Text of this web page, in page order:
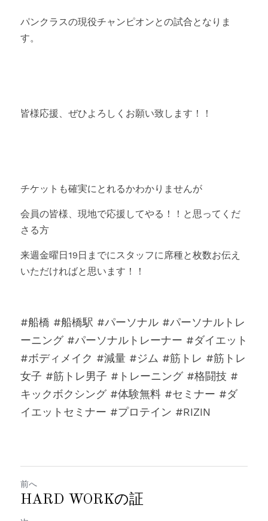
パンクラスの現役チャンピオンとの試合となりま
す。
皆様応援、ぜひよろしくお願い致します！！
チケットも確実にとれるかわかりませんが
会員の皆様、現地で応援してやる！！と思ってくだ
さる方
来週金曜日19日までにスタッフに席種と枚数お伝え
いただければと思います！！
#船橋 #船橋駅 #パーソナル #パーソナルトレ
ーニング #パーソナルトレーナー #ダイエット
#ボディメイク #減量 #ジム #筋トレ #筋トレ
女子 #筋トレ男子 #トレーニング #格闘技 #
キックボクシング #体験無料 #セミナー #ダ
イエットセミナー #プロテイン #RIZIN
前へ
HARD WORKの証